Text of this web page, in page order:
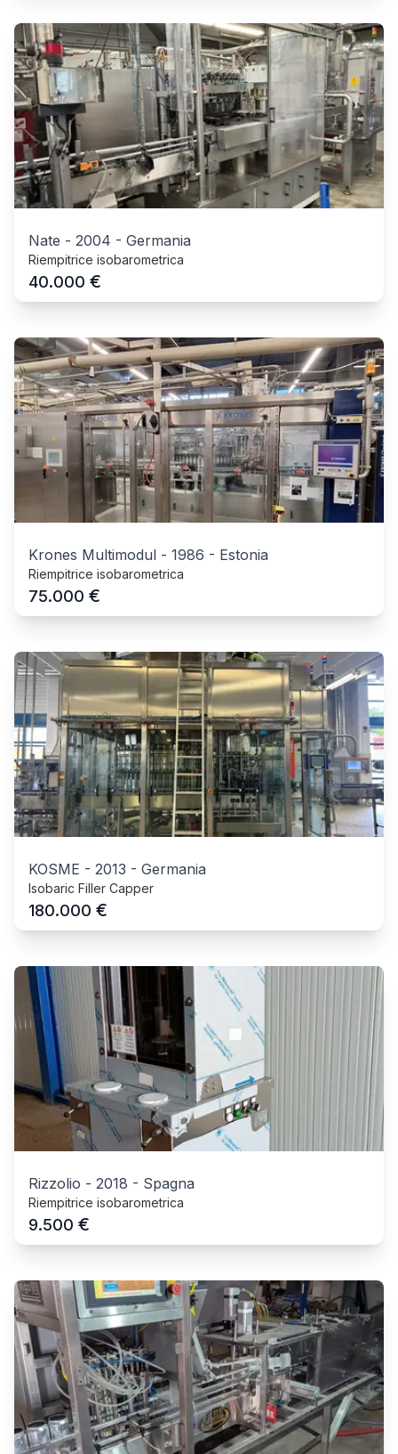
Nate - 2004 - Germania
Riempitrice isobarometrica
40.000 €
Krones Multimodul - 1986 - Estonia
Riempitrice isobarometrica
75.000 €
KOSME - 2013 - Germania
Isobaric Filler Capper
180.000 €
Rizzolio - 2018 - Spagna
Riempitrice isobarometrica
9.500 €